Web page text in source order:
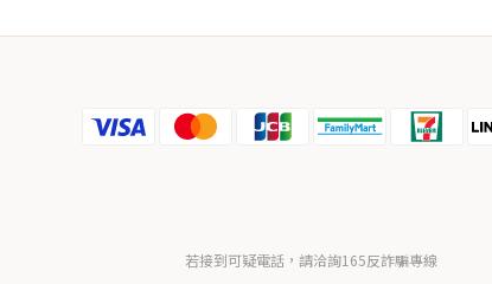
若接到可疑電話，請洽詢165反詐騙專線